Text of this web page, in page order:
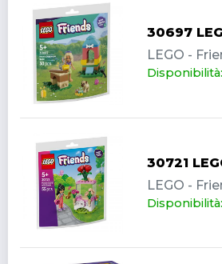
30697
LEGO -
30721
LEGO -